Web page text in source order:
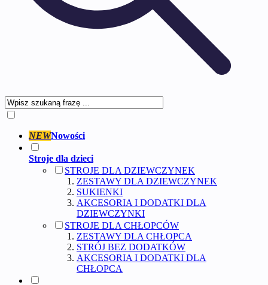
NEWNowości
Stroje dla dzieci
STROJE DLA DZIEWCZYNEK
ZESTAWY DLA DZIEWCZYNEK
SUKIENKI
AKCESORIA I DODATKI DLA
DZIEWCZYNKI
STROJE DLA CHŁOPCÓW
ZESTAWY DLA CHŁOPCA
STRÓJ BEZ DODATKÓW
AKCESORIA I DODATKI DLA
CHŁOPCA